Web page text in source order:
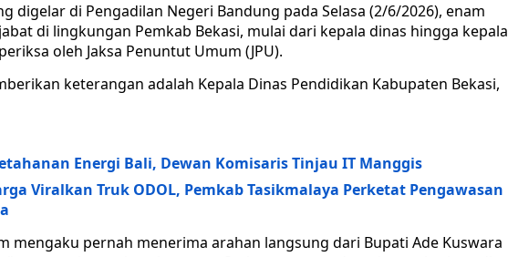
digelar di Pengadilan Negeri Bandung pada Selasa (2/6/2026), enam
di lingkungan Pemkab Bekasi, mulai dari kepala dinas hingga kepala
oleh Jaksa Penuntut Umum (JPU).
keterangan adalah Kepala Dinas Pendidikan Kabupaten Bekasi,
Energi Bali, Dewan Komisaris Tinjau IT Manggis
Viralkan Truk ODOL, Pemkab Tasikmalaya Perketat Pengawasan
mengaku pernah menerima arahan langsung dari Bupati Ade Kuswara